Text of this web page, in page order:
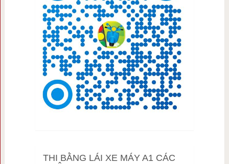
THI BẰNG LÁI XE MÁY A1 CÁC